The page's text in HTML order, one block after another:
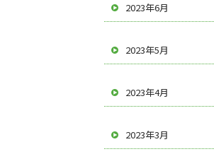
2023年6月
2023年5月
2023年4月
2023年3月